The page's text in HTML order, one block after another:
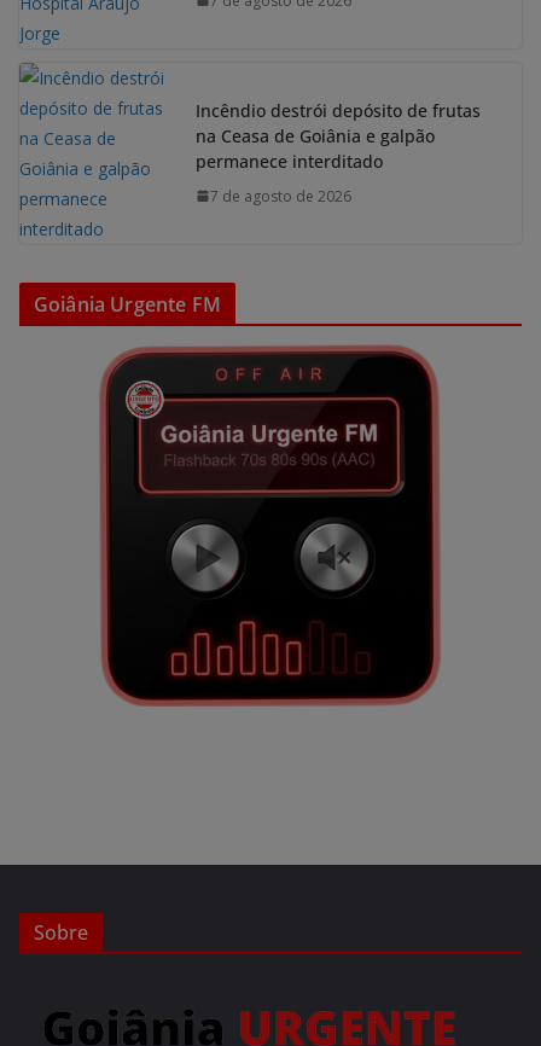
Incêndio destrói depósito de frutas
na Ceasa de Goiânia e galpão
permanece interditado
7 de agosto de 2026
Goiânia Urgente FM
Sobre